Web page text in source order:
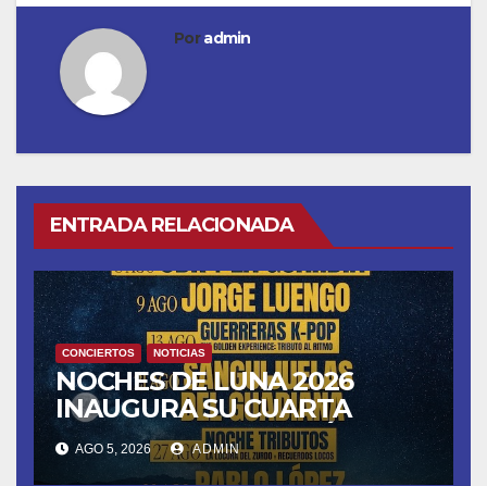
Poradmin
ENTRADA RELACIONADA
CONCIERTOS NOTICIAS
NOCHES DE LUNA 2026
INAUGURA SU CUARTA
TEMPORADA ESTE SÁBADO
8 CON OBK Y LA GUARDIA
AGO 5, 2026 ADMIN